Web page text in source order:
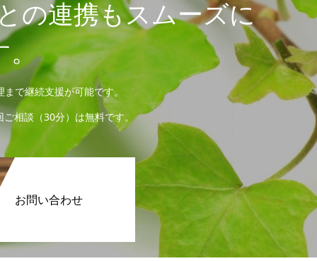
の連携もスムーズに
。
で継続支援が可能です。
相談（30分）は無料です。
お問い合わせ